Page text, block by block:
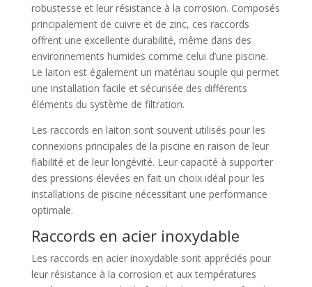
robustesse et leur résistance à la corrosion. Composés
principalement de cuivre et de zinc, ces raccords
offrent une excellente durabilité, même dans des
environnements humides comme celui d’une piscine.
Le laiton est également un matériau souple qui permet
une installation facile et sécurisée des différents
éléments du système de filtration.
Les raccords en laiton sont souvent utilisés pour les
connexions principales de la piscine en raison de leur
fiabilité et de leur longévité. Leur capacité à supporter
des pressions élevées en fait un choix idéal pour les
installations de piscine nécessitant une performance
optimale.
Raccords en acier inoxydable
Les raccords en acier inoxydable sont appréciés pour
leur résistance à la corrosion et aux températures